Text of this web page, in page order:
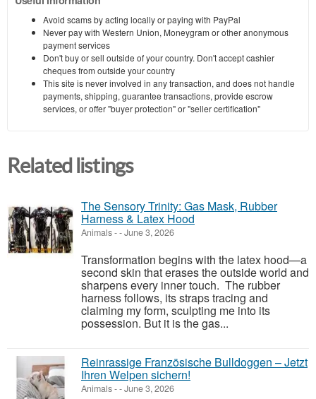
Avoid scams by acting locally or paying with PayPal
Never pay with Western Union, Moneygram or other anonymous
payment services
Don't buy or sell outside of your country. Don't accept cashier
cheques from outside your country
This site is never involved in any transaction, and does not handle
payments, shipping, guarantee transactions, provide escrow
services, or offer "buyer protection" or "seller certification"
Related listings
The Sensory Trinity: Gas Mask, Rubber
Harness & Latex Hood
Animals--June 3, 2026
Transformation begins with the latex hood—a
second skin that erases the outside world and
sharpens every inner touch. The rubber
harness follows, its straps tracing and
claiming my form, sculpting me into its
possession. But it is the gas...
Reinrassige Französische Bulldoggen – Jetzt
Ihren Welpen sichern!
Animals--June 3, 2026